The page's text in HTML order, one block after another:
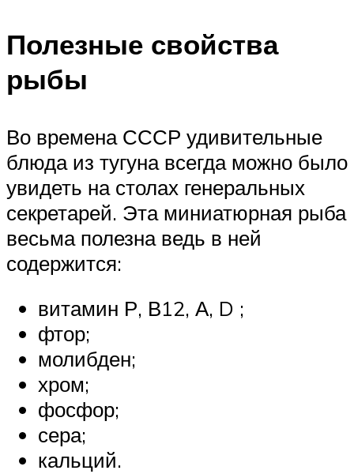
Полезные свойства
рыбы
Во времена СССР удивительные
блюда из тугуна всегда можно было
увидеть на столах генеральных
секретарей. Эта миниатюрная рыба
весьма полезна ведь в ней
содержится:
витамин Р, В12, А, D ;
фтор;
молибден;
хром;
фосфор;
сера;
кальций.